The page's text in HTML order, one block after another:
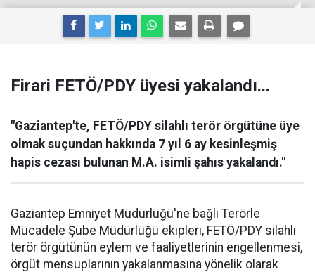
Firari FETÖ/PDY üyesi yakalandı...
"Gaziantep'te, FETÖ/PDY silahlı terör örgütüne üye
olmak suçundan hakkında 7 yıl 6 ay kesinleşmiş
hapis cezası bulunan M.A. isimli şahıs yakalandı."
Gaziantep Emniyet Müdürlüğü'ne bağlı Terörle
Mücadele Şube Müdürlüğü ekipleri, FETÖ/PDY silahlı
terör örgütünün eylem ve faaliyetlerinin engellenmesi,
örgüt mensuplarının yakalanmasına yönelik olarak